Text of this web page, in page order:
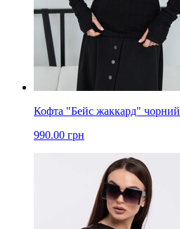
Кофта "Бейс жаккард" чорний
990.00 грн